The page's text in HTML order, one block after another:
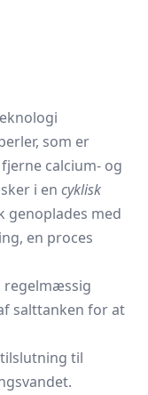
som er
calcium- og
i en cyklisk
genoplades med
en proces
regelmæssig
salttanken for at
til